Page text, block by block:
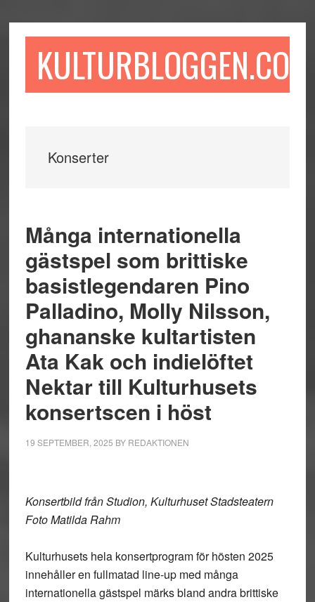
till
till
sidofältet
till
KULTURBLOGGEN.COM
Konserter
Många internationella
gästspel som brittiske
basistlegendaren Pino
Palladino, Molly Nilsson,
ghananske kultartisten
Ata Kak och indielöftet
Nektar till Kulturhusets
konsertscen i höst
19 SEPTEMBER, 2025 BY REDAKTIONEN
Konsertbild från Studion, Kulturhuset Stadsteatern
Foto Matilda Rahm
Kulturhusets hela konsertprogram för hösten 2025
innehåller en fullmatad line-up med många
internationella gästspel märks bland andra brittiske